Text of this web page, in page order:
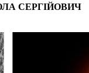
СЕРГІЙОВИЧ